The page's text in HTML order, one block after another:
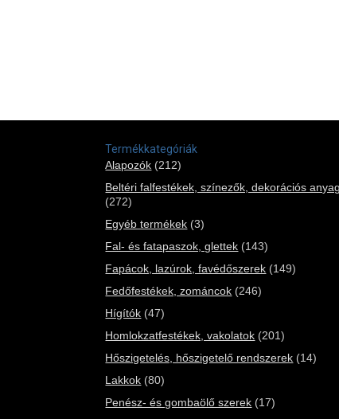
Termékkategóriák
Alapozók (212)
Beltéri falfestékek, színezők, dekorációs
(272)
Egyéb termékek (3)
Fal- és fatapaszok, glettek (143)
Fapácok, lazúrok, favédőszerek (149)
Fedőfestékek, zománcok (246)
Hígítók (47)
Homlokzatfestékek, vakolatok (201)
Hőszigetelés, hőszigetelő rendszerek (14)
Lakkok (80)
Penész- és gombaölő szerek (17)